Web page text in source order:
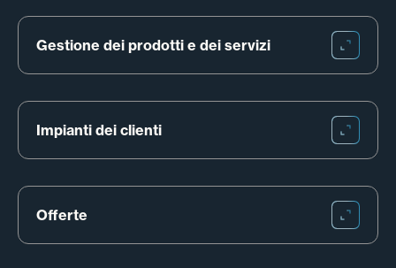
Gestione dei prodotti e dei servizi
Impianti dei clienti
Offerte